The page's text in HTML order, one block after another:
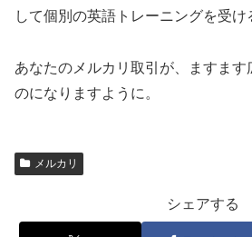
して個別の英語トレーニングを受け
あなたのメルカリ取引が、ますます
のになりますように。
メルカリ
シェアする